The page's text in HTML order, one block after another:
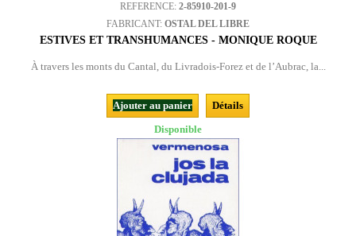
REFERENCE: 2-85910-201-9
FABRICANT: OSTAL DEL LIBRE
ESTIVES ET TRANSHUMANCES - MONIQUE ROQUE
À travers les monts du Cantal, du Livradois-Forez et de l’Aubrac, la...
Ajouter au panier
Détails
Disponible